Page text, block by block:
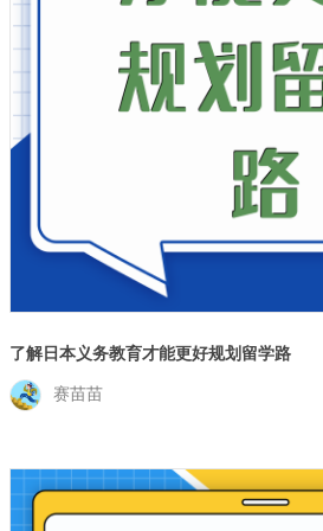
了解日本义务教育才能更好规划留学路
赛苗苗